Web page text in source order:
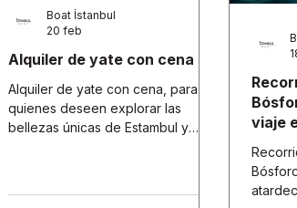
Alquiler de yate con cena
Alquiler de yate con cena, para
quienes deseen explorar las
bellezas únicas de Estambul y
Boat İstanbul
20 feb
viaje